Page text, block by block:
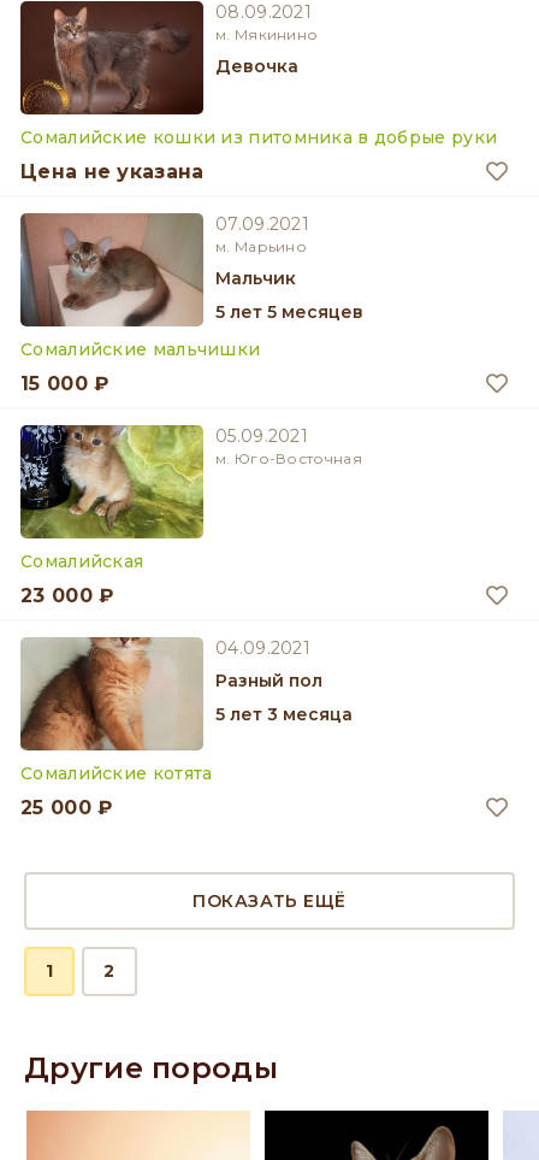
08.09.2021
м. Мякинино
девочка
Сомалийские кошки из питомника в добрые руки
Цена не указана
07.09.2021
м. Марьино
мальчик
5 лет 5 месяцев
Сомалийские мальчишки
15 000 ₽
05.09.2021
м. Юго-Восточная
Сомалийская
23 000 ₽
04.09.2021
разный пол
5 лет 3 месяца
Сомалийские котята
25 000 ₽
ПОКАЗАТЬ ЕЩЁ
1 2
Другие породы